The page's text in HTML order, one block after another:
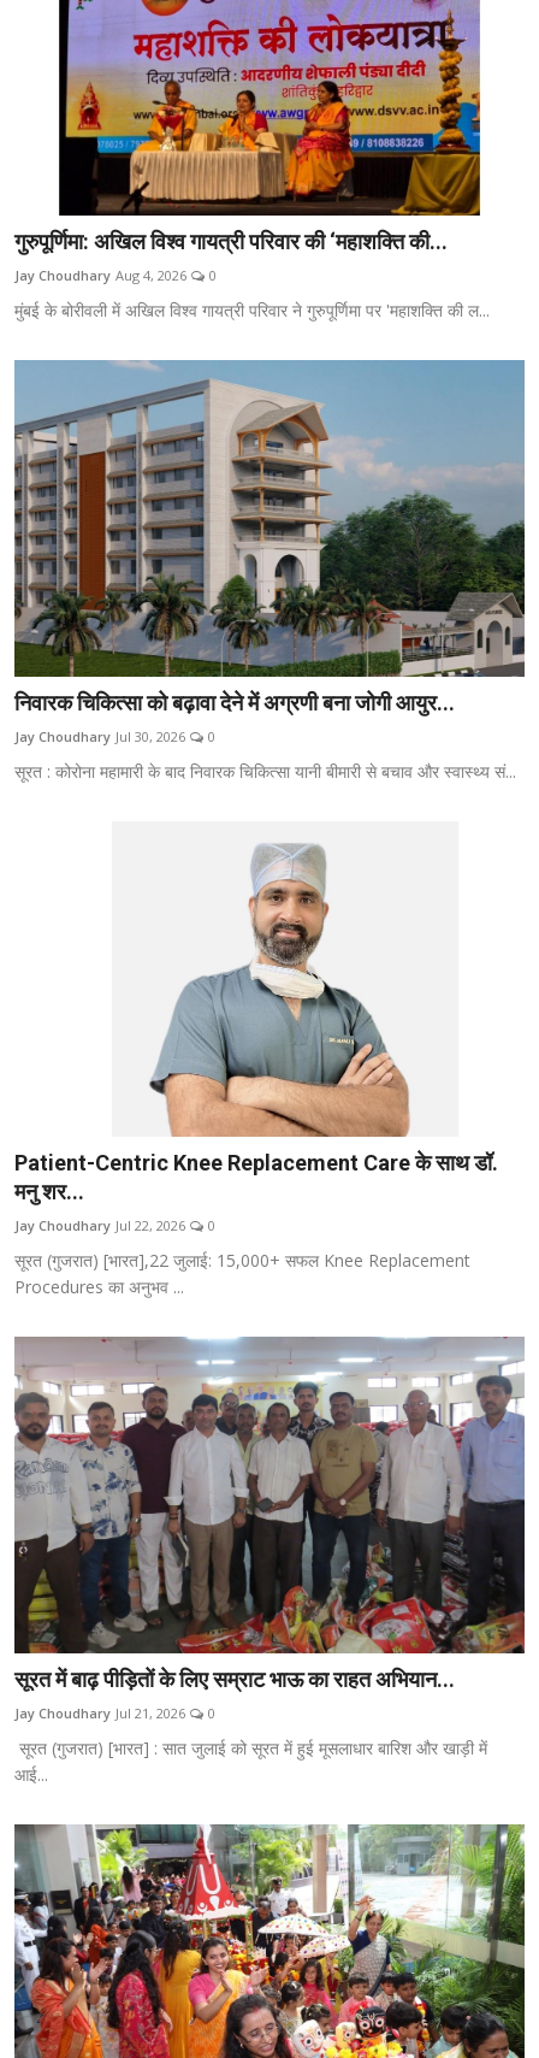
गुरुपूर्णिमा: अखिल विश्व गायत्री परिवार की ‘महाशक्ति की...
Jay Choudhary Aug 4, 2026 0
मुंबई के बोरीवली में अखिल विश्व गायत्री परिवार ने गुरुपूर्णिमा पर 'महाशक्ति की ल...
निवारक चिकित्सा को बढ़ावा देने में अग्रणी बना जोगी आयुर...
Jay Choudhary Jul 30, 2026 0
सूरत : कोरोना महामारी के बाद निवारक चिकित्सा यानी बीमारी से बचाव और स्वास्थ्य सं...
Patient-Centric Knee Replacement Care के साथ डॉ.
मनु शर...
Jay Choudhary Jul 22, 2026 0
सूरत (गुजरात) [भारत],22 जुलाई: 15,000+ सफल Knee Replacement
Procedures का अनुभव ...
सूरत में बाढ़ पीड़ितों के लिए सम्राट भाऊ का राहत अभियान...
Jay Choudhary Jul 21, 2026 0
सूरत (गुजरात) [भारत] : सात जुलाई को सूरत में हुई मूसलाधार बारिश और खाड़ी में
आई...